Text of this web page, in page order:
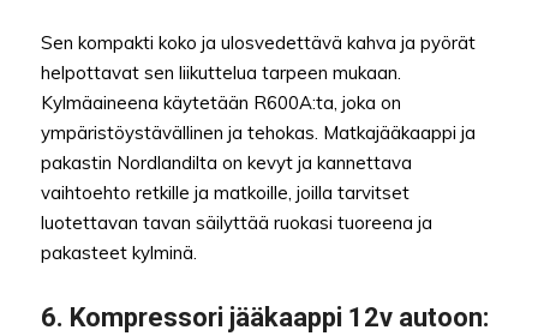
Sen kompakti koko ja ulosvedettävä kahva ja pyörät
helpottavat sen liikuttelua tarpeen mukaan.
Kylmäaineena käytetään R600A:ta, joka on
ympäristöystävällinen ja tehokas. Matkajääkaappi ja
pakastin Nordlandilta on kevyt ja kannettava
vaihtoehto retkille ja matkoille, joilla tarvitset
luotettavan tavan säilyttää ruokasi tuoreena ja
pakasteet kylminä.
6. Kompressori jääkaappi 12v autoon: